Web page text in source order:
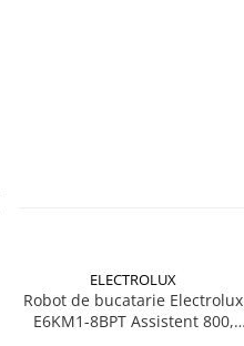
ELECTROLUX
Robot de bucatarie Electrolux
E6KM1-8BPT Assistent 800,